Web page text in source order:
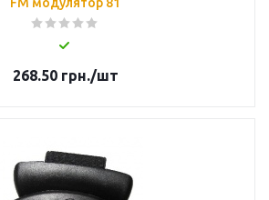
268.50грн./шт